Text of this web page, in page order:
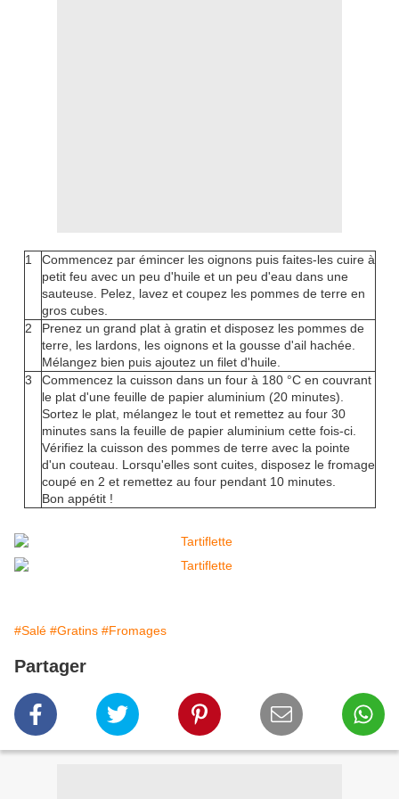
1
Commencez par émincer les oignons puis faites-les cuire à
petit feu avec un peu d'huile et un peu d'eau dans une
sauteuse. Pelez, lavez et coupez les pommes de terre en
gros cubes.
2
Prenez un grand plat à gratin et disposez les pommes de
terre, les lardons, les oignons et la gousse d'ail hachée.
Mélangez bien puis ajoutez un filet d'huile.
3
Commencez la cuisson dans un four à 180 °C en couvrant
le plat d'une feuille de papier aluminium (20 minutes).
Sortez le plat, mélangez le tout et remettez au four 30
minutes sans la feuille de papier aluminium cette fois-ci.
Vérifiez la cuisson des pommes de terre avec la pointe
d'un couteau. Lorsqu'elles sont cuites, disposez le fromage
coupé en 2 et remettez au four pendant 10 minutes.
Bon appétit !
#Salé #Gratins #Fromages
Partager